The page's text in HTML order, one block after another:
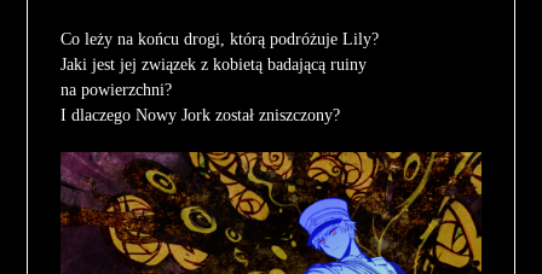
Co leży na końcu drogi, którą podróżuje Lily?
Jaki jest jej związek z kobietą badającą ruiny
na powierzchni?
I dlaczego Nowy Jork został zniszczony?